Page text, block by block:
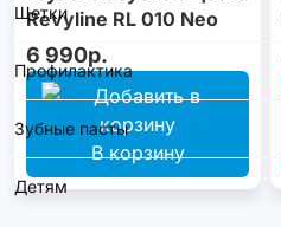
Щетки
Профилактика
Зубные пасты
Детям
Revyline RL 010 Neo
Violet
6 990р.
В корзину